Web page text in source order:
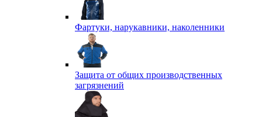
Фартуки, нарукавники, наколенники
Защита от общих производственных
загрязнений